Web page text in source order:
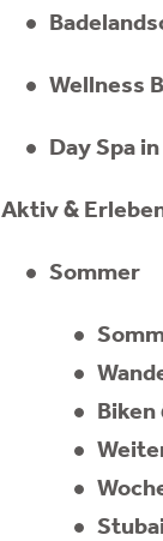
Wellness
Day Spa
Aktiv &
Sommer
Biken